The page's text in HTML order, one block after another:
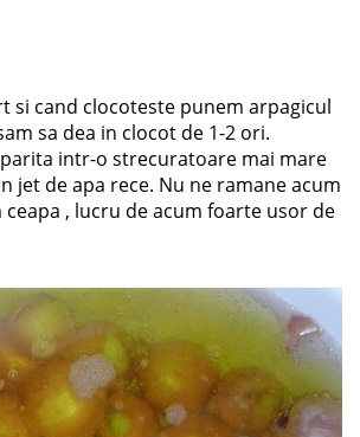
si cand clocoteste punem arpagicul
sa dea in clocot de 1-2 ori.
intr-o strecuratoare mai mare
jet de apa rece. Nu ne ramane acum
ceapa , lucru de acum foarte usor de